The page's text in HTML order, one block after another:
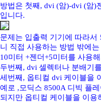
방법은 첫째, dvi (암)-dvi (암)
입니다.
문제는 입출력 기기에 따라서
니 직접 사용하는 방법 밖에
10미터 +젠더+5미터를 사용
두번째, dvi 셀렉터나 분배기
세번째, 옵티컬 dvi 케이블을
예로 ,모딕스 8500A 디빅 플
되지만 옵티컬 케이블을 이용